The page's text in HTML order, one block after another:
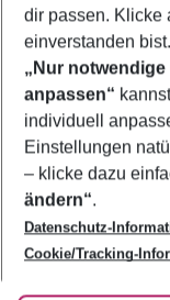
Footer
Footer navigation
Über uns
AGB
Bestpreisgarantie
Cookie-
Cookie-Richtlinie
Agenturbetreuung
Barrierefreies
Folge uns
dir passen. Klicke
einverstanden
„Nur notwendige
anpassen“
individuell
Einstellungen
– klicke dazu
ändern“.
Datenschutz-
Cookie/Tracking-